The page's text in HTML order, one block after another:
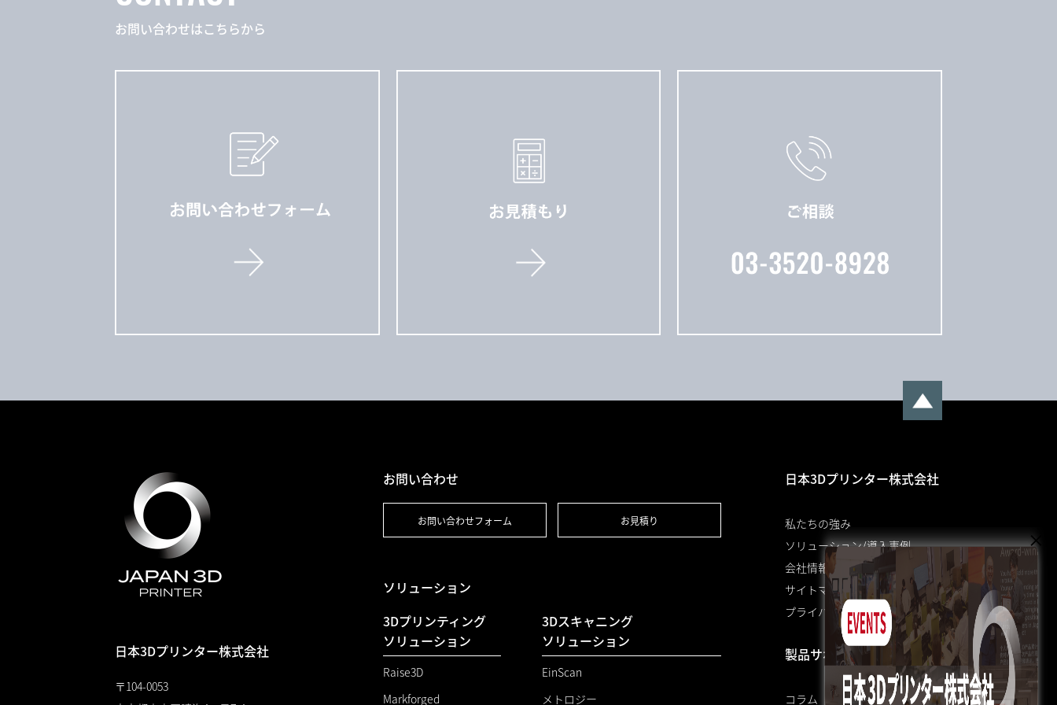
お問い合わせはこちらから
日本3Dプリンター株式会社
〒104-0053
お問い合わせ
お問い合わせフォーム お見積り
ソリューション
3Dプリンティング
ソリューション
3Dスキャニング
ソリューション
Raise3D
Markforged
EinScan
メトロジー
日本3Dプリンター株式会社
私たちの強み
ソリューション/導入事例
会社情報
サイトマップ
プライバシーポリシー
製品サポート
コラム